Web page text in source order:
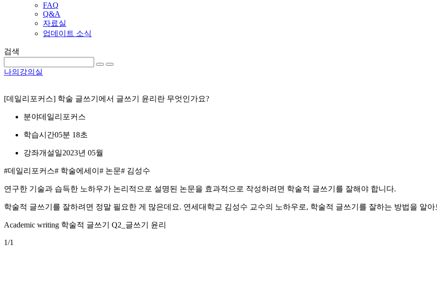
FAQ
Q&A
자료실
업데이트 소식
검색
나의강의실
[데일리포커스] 학술 글쓰기에서 글쓰기 윤리란 무엇인가요?
분야데일리포커스
학습시간05분 18초
강좌개설일2023년 05월
#데일리포커스# 학술에세이 # 논문# 김성수
연구한 기술과 습득한 노하우가 논리적으로 설명된 논문을 효과적으로 작성하려면 학술적 글쓰기를 잘해야 합니다.
학술적 글쓰기를 잘하려면 정말 필요한 게 많은데요. 연세대학교 김성수 교수의 노하우로, 학술적 글쓰기를 잘하는 방법을 알
Academic writing 학술적 글쓰기 Q2_글쓰기 윤리
1/1